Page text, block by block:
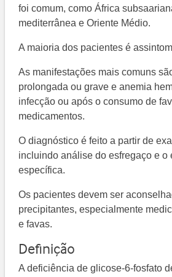
foi comum, como África
mediterrânea e Oriente Médio.
A maioria dos pacientes é
As manifestações mais comuns
prolongada ou grave e anemia
infecção ou após o consumo de
medicamentos.
O diagnóstico é feito a partir de
incluindo análise do esfregaço e o
específica.
Os pacientes devem ser
precipitantes, especialmente
e favas.
Definição
A deficiência de glicose-6-fosfato